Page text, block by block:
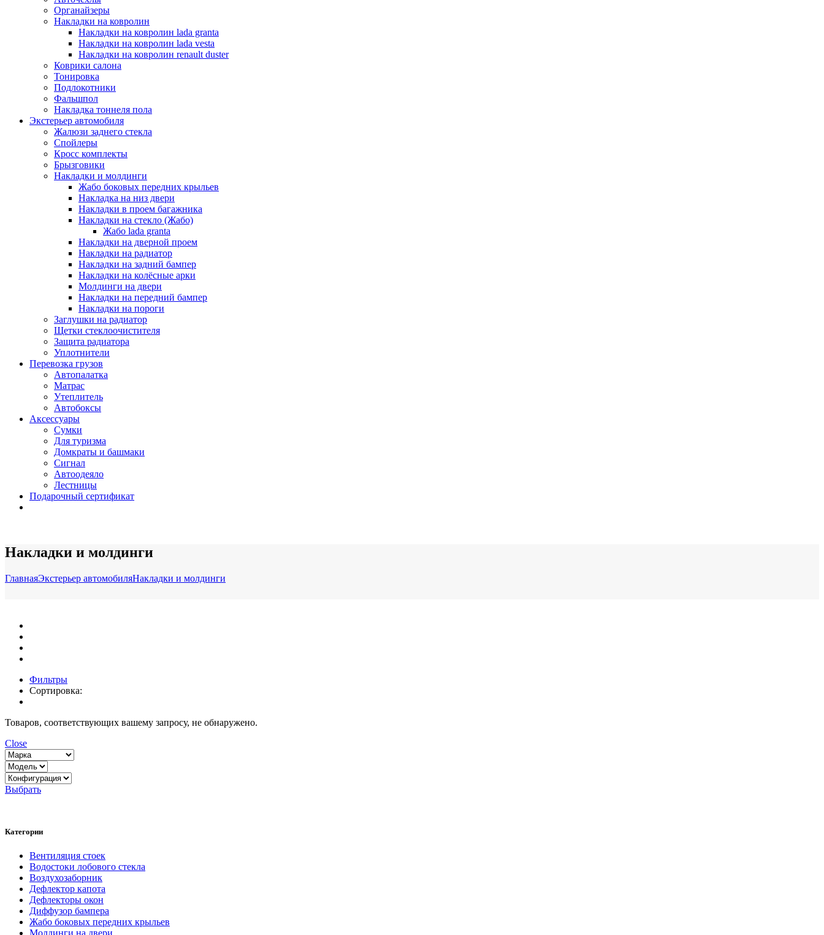
Органайзеры
Накладки на ковролин
Накладки на ковролин lada granta
Накладки на ковролин lada vesta
Накладки на ковролин renault duster
Коврики салона
Тонировка
Подлокотники
Фальшпол
Накладка тоннеля пола
Экстерьер автомобиля
Жалюзи заднего стекла
Спойлеры
Кросс комплекты
Брызговики
Накладки и молдинги
Жабо боковых передних крыльев
Накладка на низ двери
Накладки в проем багажника
Накладки на стекло (Жабо)
Жабо lada granta
Накладки на дверной проем
Накладки на радиатор
Накладки на задний бампер
Накладки на колёсные арки
Молдинги на двери
Накладки на передний бампер
Накладки на пороги
Заглушки на радиатор
Щетки стеклоочистителя
Защита радиатора
Уплотнители
Перевозка грузов
Автопалатка
Матрас
Утеплитель
Автобоксы
Аксессуары
Сумки
Для туризма
Домкраты и башмаки
Сигнал
Автоодеяло
Лестницы
Подарочный сертификат
Накладки и молдинги
ГлавнаяЭкстерьер автомобиляНакладки и молдинги
Фильтры
Сортировка:
Товаров, соответствующих вашему запросу, не обнаружено.
Close
Выбрать
Категории
Вентиляция стоек
Водостоки лобового стекла
Воздухозаборник
Дефлектор капота
Дефлекторы окон
Диффузор бампера
Жабо боковых передних крыльев